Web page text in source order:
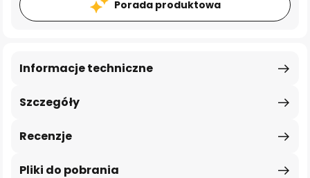
Porada produktowa
Szczegóły
Informacje techniczne
Recenzje
Pliki do pobrania